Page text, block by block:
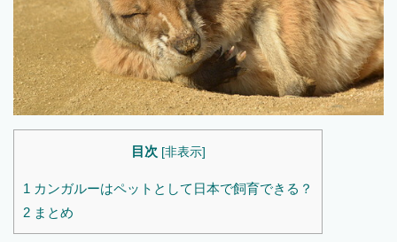
目次 [非表示]
1 カンガルーはペットとして日本で飼育できる？
2 まとめ